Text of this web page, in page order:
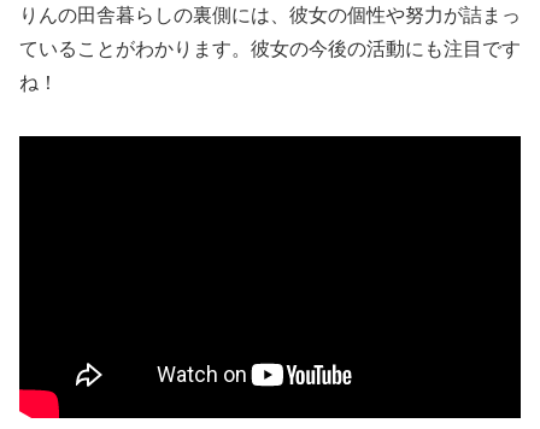
りんの田舎暮らしの裏側には、彼女の個性や努力が詰まっ
ていることがわかります。彼女の今後の活動にも注目です
ね！